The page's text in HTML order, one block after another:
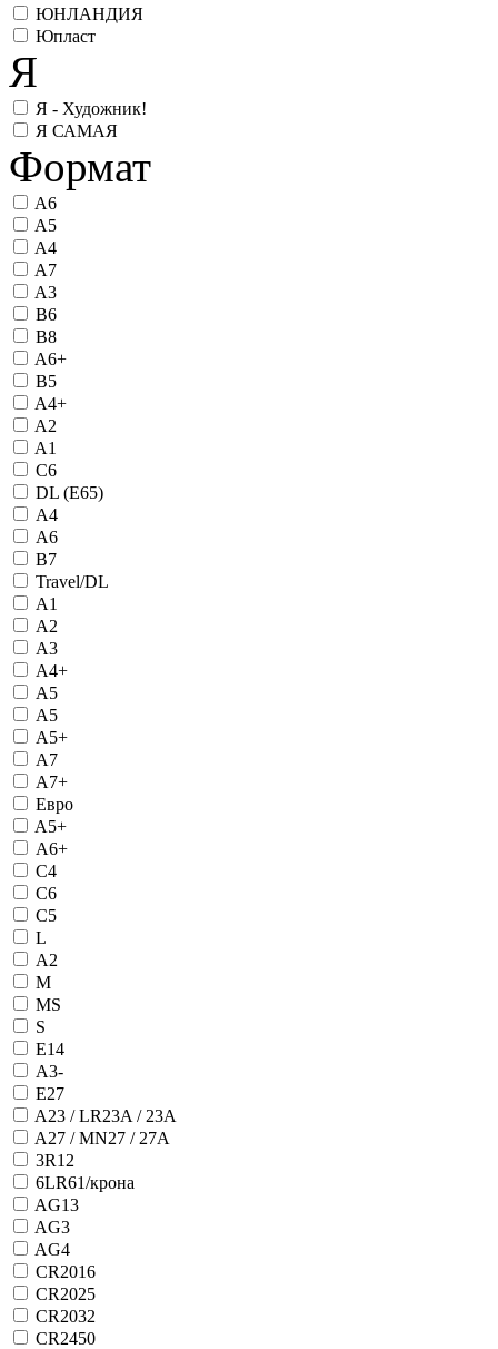
ЮНЛАНДИЯ
Юпласт
Я
Я - Художник!
Я САМАЯ
Формат
A6
A5
A4
A7
A3
B6
B8
A6+
B5
A4+
A2
A1
C6
DL (Е65)
А4
А6
B7
Travel/DL
А1
А2
А3
А4+
А5
А5
А5+
А7
А7+
Евро
A5+
А6+
С4
С6
С5
L
А2
M
MS
S
E14
А3-
E27
A23 / LR23A / 23A
A27 / MN27 / 27A
3R12
6LR61/крона
AG13
AG3
AG4
CR2016
CR2025
CR2032
CR2450